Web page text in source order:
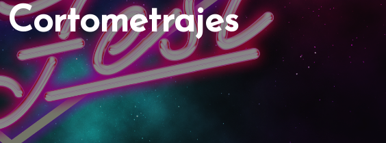
Cortometrajes